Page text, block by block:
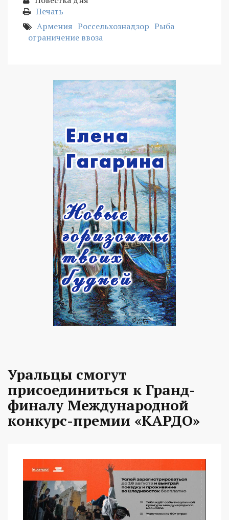
Печать
Армения Россельхознадзор Рыба
ограничение ввоза
Уральцы смогут
присоединиться к Гранд-
финалу Международной
конкурс-премии «КАРДО»